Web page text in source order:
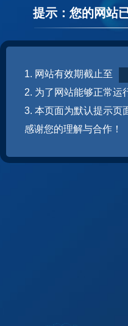
提示：您的网站
1. 网站有效期截止至
2. 为了网站能够正常运
3. 本页面为默认提示页
感谢您的理解与合作！